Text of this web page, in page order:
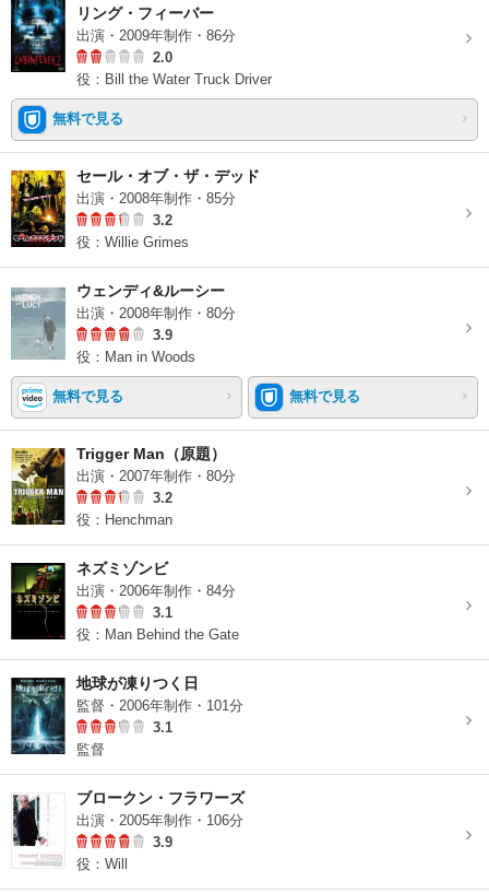
リング・フィーバー
出演・2009年制作・86分
2.0
役：Bill the Water Truck Driver
無料で見る
セール・オブ・ザ・デッド
出演・2008年制作・85分
3.2
役：Willie Grimes
ウェンディ&ルーシー
出演・2008年制作・80分
3.9
役：Man in Woods
無料で見る 無料で見る
Trigger Man（原題）
出演・2007年制作・80分
3.2
役：Henchman
ネズミゾンビ
出演・2006年制作・84分
3.1
役：Man Behind the Gate
地球が凍りつく日
監督・2006年制作・101分
3.1
監督
ブロークン・フラワーズ
出演・2005年制作・106分
3.9
役：Will